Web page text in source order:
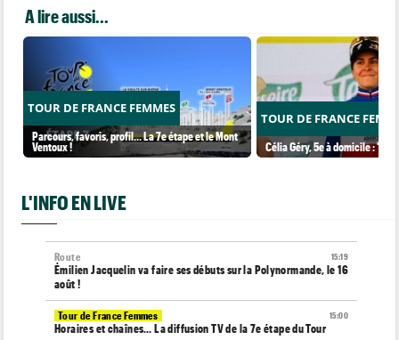
A lire aussi...
TOUR DE FRANCE FEMMES
Parcours, favoris, profil… La 7e étape et le Mont
Ventoux !
TOUR DE FRANCE
Célia Géry, 5e à domicile :
L'INFO EN LIVE
15:19
Route
Émilien Jacquelin va faire ses débuts sur la Polynormande, le 16
août !
15:00
Tour de France Femmes
Horaires et chaînes… La diffusion TV de la 7e étape du Tour